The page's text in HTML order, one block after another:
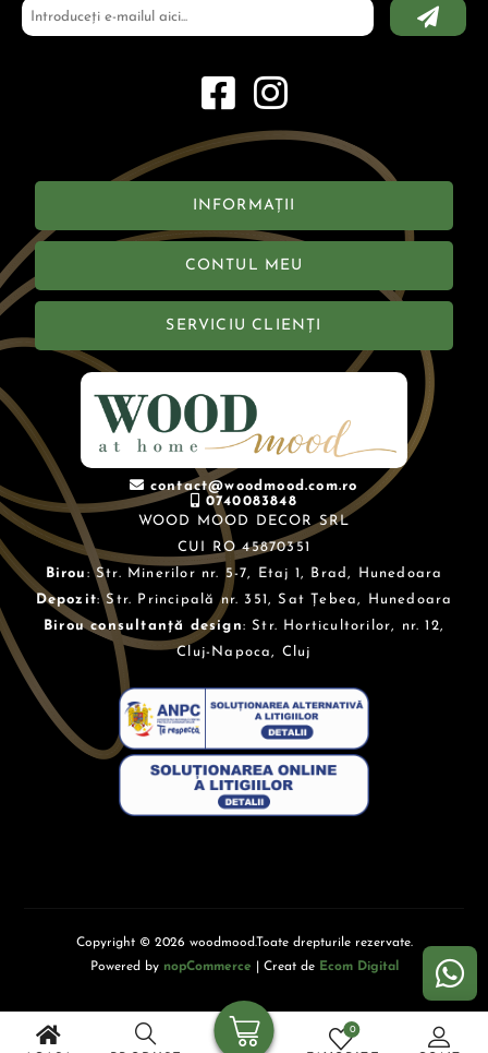
0
INFORMAȚII
CONTUL MEU
SERVICIU CLIENȚI
contact@woodmood.com.ro
0740083848
WOOD MOOD DECOR SRL
CUI RO 45870351
Birou : Str. Minerilor nr. 5-7, Etaj 1, Brad, Hunedoara
Depozit: Str. Principală nr. 351, Sat Țebea, Hunedoara
Birou consultanță design: Str. Horticultorilor, nr. 12,
Cluj-Napoca, Cluj
Copyright © 2026 woodmood.Toate drepturile rezervate.
Powered by nopCommerce | Creat de Ecom Digital